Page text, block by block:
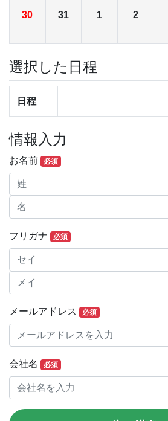
30 31 1 2
選択した日程
日程
情報入力
お名前 必須
フリガナ 必須
メールアドレス 必須
会社名 必須